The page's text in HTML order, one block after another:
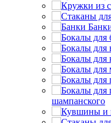
шампанского